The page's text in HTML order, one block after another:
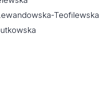
Teofilewska